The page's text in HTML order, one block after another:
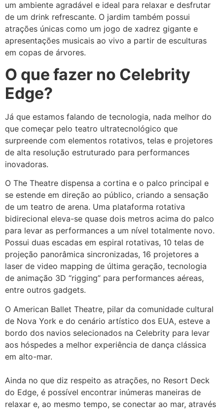
um ambiente agradável e ideal para relaxar e desfrutar
de um drink refrescante. O jardim também possui
atrações únicas como um jogo de xadrez gigante e
apresentações musicais ao vivo a partir de esculturas
em copas de árvores.
O que fazer no Celebrity
Edge?
Já que estamos falando de tecnologia, nada melhor do
que começar pelo teatro ultratecnológico que
surpreende com elementos rotativos, telas e projetores
de alta resolução estruturado para performances
inovadoras.
O The Theatre dispensa a cortina e o palco principal e
se estende em direção ao público, criando a sensação
de um teatro de arena. Uma plataforma rotativa
bidirecional eleva-se quase dois metros acima do palco
para levar as performances a um nível totalmente novo.
Possui duas escadas em espiral rotativas, 10 telas de
projeção panorâmica sincronizadas, 16 projetores a
laser de video mapping de última geração, tecnologia
de animação 3D “rigging” para performances aéreas,
entre outros gadgets.
O American Ballet Theatre, pilar da comunidade cultural
de Nova York e do cenário artístico dos EUA, esteve a
bordo dos navios selecionados na Celebrity para levar
aos hóspedes a melhor experiência de dança clássica
em alto-mar.
Ainda no que diz respeito as atrações, no Resort Deck
do Edge, é possível encontrar inúmeras maneiras de
relaxar e, ao mesmo tempo, se conectar ao mar, através